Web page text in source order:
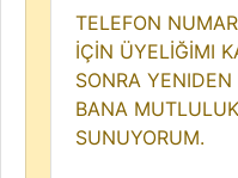
TELEFON
İÇİN ÜYELİĞİMI
SONRA
BANA
SUNUYORUM.